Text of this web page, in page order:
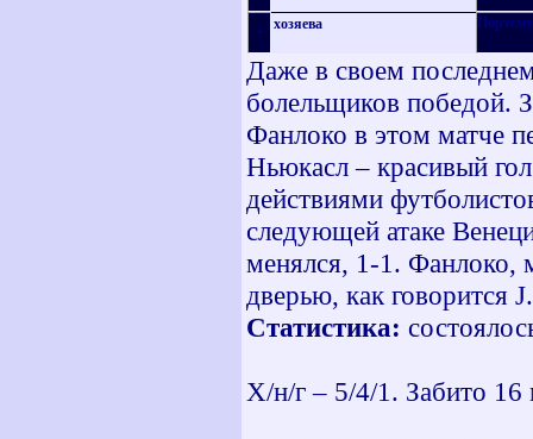
+ хозяева
Даже в своем
болельщиков победой.
Фанлоко в этом матче
Ньюкасл – красивый
действиями
следующей атаке
менялся, 1-1. Фанлоко,
дверью, как говорится
Статистика:
Х/н/г – 5/4/1. Забито 16